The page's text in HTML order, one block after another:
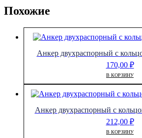
Похожие
Анкер двухраспорный с
170,00 ₽
В КОРЗИНУ
Анкер двухраспорный с
212,00 ₽
В КОРЗИНУ